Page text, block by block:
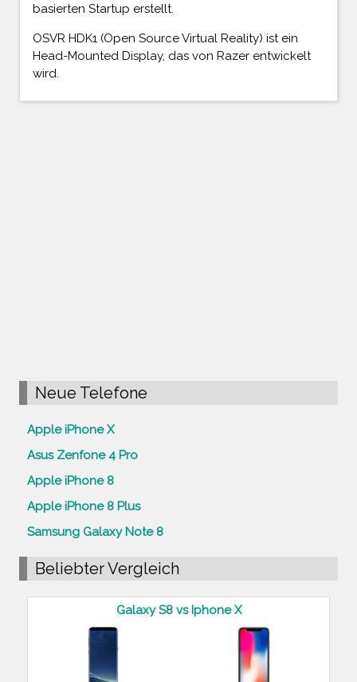
basierten Startup erstellt.
OSVR HDK1 (Open Source Virtual Reality) ist ein
Head-Mounted Display, das von Razer entwickelt
wird.
Neue Telefone
Apple iPhone X
Asus Zenfone 4 Pro
Apple iPhone 8
Apple iPhone 8 Plus
Samsung Galaxy Note 8
Beliebter Vergleich
Galaxy S8 vs Iphone X